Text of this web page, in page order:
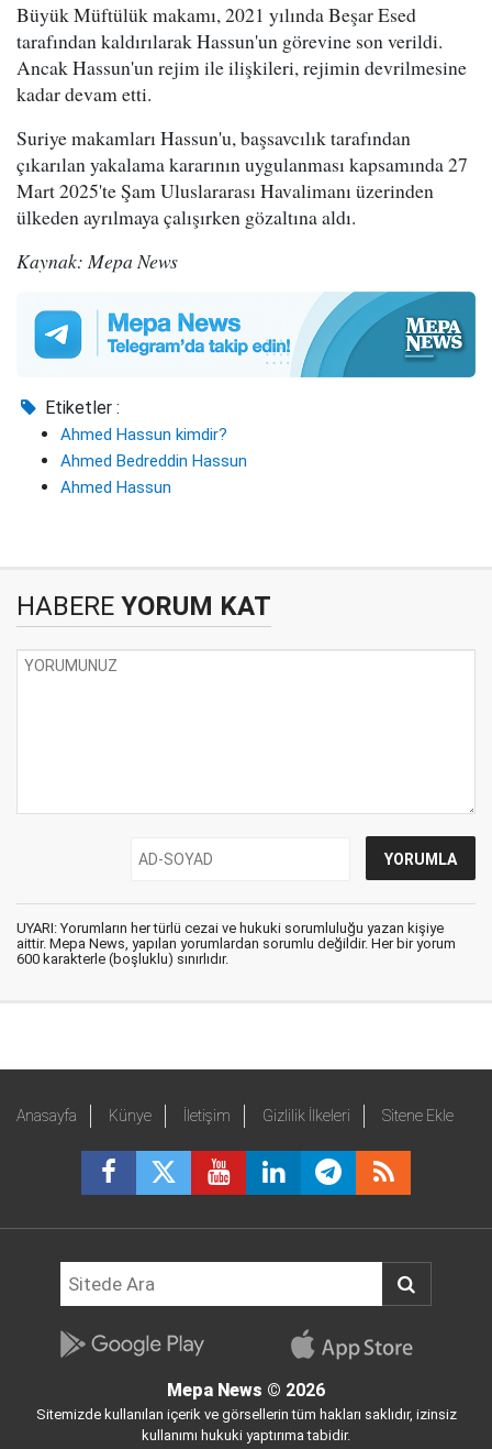
Büyük Müftülük makamı, 2021 yılında Beşar Esed
tarafından kaldırılarak Hassun'un görevine son verildi.
Ancak Hassun'un rejim ile ilişkileri, rejimin devrilmesine
kadar devam etti.
Suriye makamları Hassun'u, başsavcılık tarafından
çıkarılan yakalama kararının uygulanması kapsamında 27
Mart 2025'te Şam Uluslararası Havalimanı üzerinden
ülkeden ayrılmaya çalışırken gözaltına aldı.
Kaynak: Mepa News
Etiketler :
Ahmed Hassun kimdir?
Ahmed Bedreddin Hassun
Ahmed Hassun
HABERE YORUM KAT
UYARI: Yorumların her türlü cezai ve hukuki sorumluluğu yazan kişiye
aittir. Mepa News, yapılan yorumlardan sorumlu değildir. Her bir yorum
600 karakterle (boşluklu) sınırlıdır.
Anasayfa Künye İletişim Gizlilik İlkeleri Sitene Ekle
Mepa News © 2026
Sitemizde kullanılan içerik ve görsellerin tüm hakları saklıdır, izinsiz
kullanımı hukuki yaptırıma tabidir.